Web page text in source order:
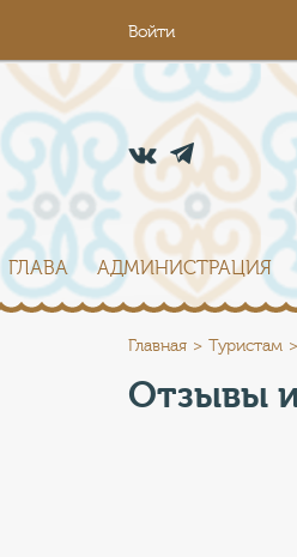
Войти
ГЛАВА АДМИНИСТРАЦИЯ
Главная Туристам
Отзывы